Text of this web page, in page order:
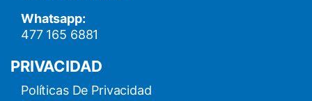
Whatsapp:
477 165 6881
PRIVACIDAD
Políticas De Privacidad